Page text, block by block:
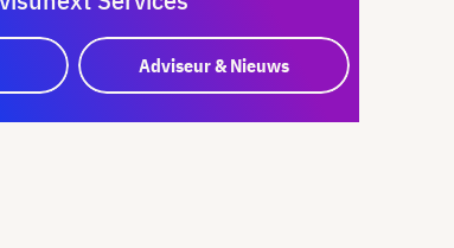
Adviseur & Nieuws